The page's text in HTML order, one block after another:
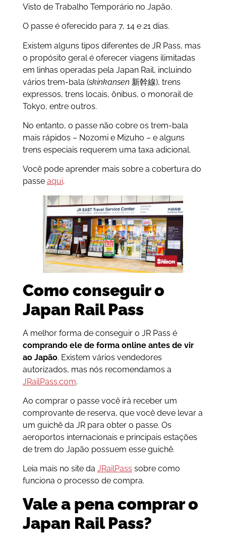
Visto de Trabalho Temporário no Japão.
O passe é oferecido para 7, 14 e 21 dias.
Existem alguns tipos diferentes de JR Pass, mas
o propósito geral é oferecer viagens ilimitadas
em linhas operadas pela Japan Rail, incluindo
vários trem-bala (skinkansen 新幹線), trens
expressos, trens locais, ônibus, o monorail de
Tokyo, entre outros.
No entanto, o passe não cobre os trem-bala
mais rápidos – Nozomi e Mizuho – e alguns
trens especiais requerem uma taxa adicional.
Você pode aprender mais sobre a cobertura do
passe aqui.
Como conseguir o
Japan Rail Pass
A melhor forma de conseguir o JR Pass é
comprando ele de forma online antes de vir
ao Japão. Existem vários vendedores
autorizados, mas nós recomendamos a
JRailPass.com.
Ao comprar o passe você irá receber um
comprovante de reserva, que você deve levar a
um guichê da JR para obter o passe. Os
aeroportos internacionais e principais estações
de trem do Japão possuem esse guichê.
Leia mais no site da JRailPass sobre como
funciona o processo de compra.
Vale a pena comprar o
Japan Rail Pass?